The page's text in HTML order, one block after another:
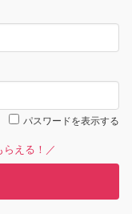
パスワードを表示する
える！／